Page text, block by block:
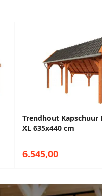
Trendhout Kapschuur
XL 635x440 cm
6.545,00